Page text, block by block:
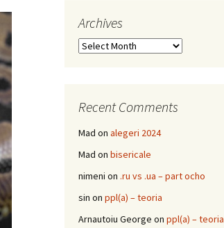
Archives
Archives
Recent Comments
Mad on alegeri 2024
Mad on bisericale
nimeni on .ru vs .ua – part ocho
sin on ppl(a) – teoria
Arnautoiu George on ppl(a) – teoria